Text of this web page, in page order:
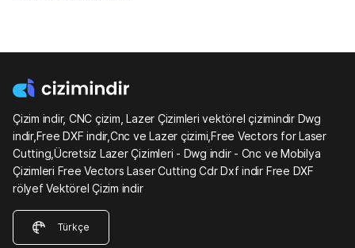
Çizim indir, CNC çizim, Lazer Çizimleri vektörel çizimindir Dwg
indir,Free DXF indir,Cnc ve Lazer çizimi,Free Vectors for Laser
Cutting,Ücretsiz Lazer Çizimleri - Dwg indir - Cnc ve Mobilya
Çizimleri Free Vectors Laser Cutting Cdr Dxf indir Free DXF
rölyef Vektörel Çizim indir
Türkçe